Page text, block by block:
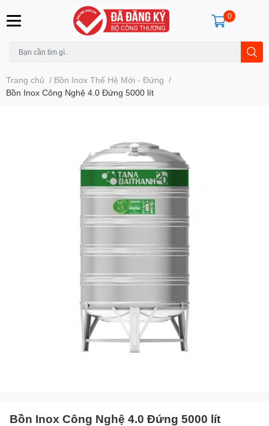
0
Trang chủ / Bồn Inox Thế Hệ Mới - Đứng /
Bồn Inox Công Nghệ 4.0 Đứng 5000 lít
Bồn Inox Công Nghệ 4.0 Đứng 5000 lít